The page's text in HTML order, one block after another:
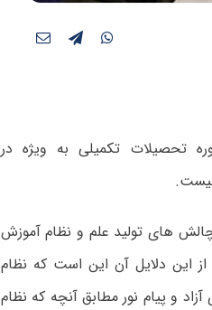
تحصیلات تکمیلی به ویژه در
نیست.
چالش های تولید علم و نظام آموزش
این دلایل آن این است که نظام
و پیام نور مطابق آنچه که نظام